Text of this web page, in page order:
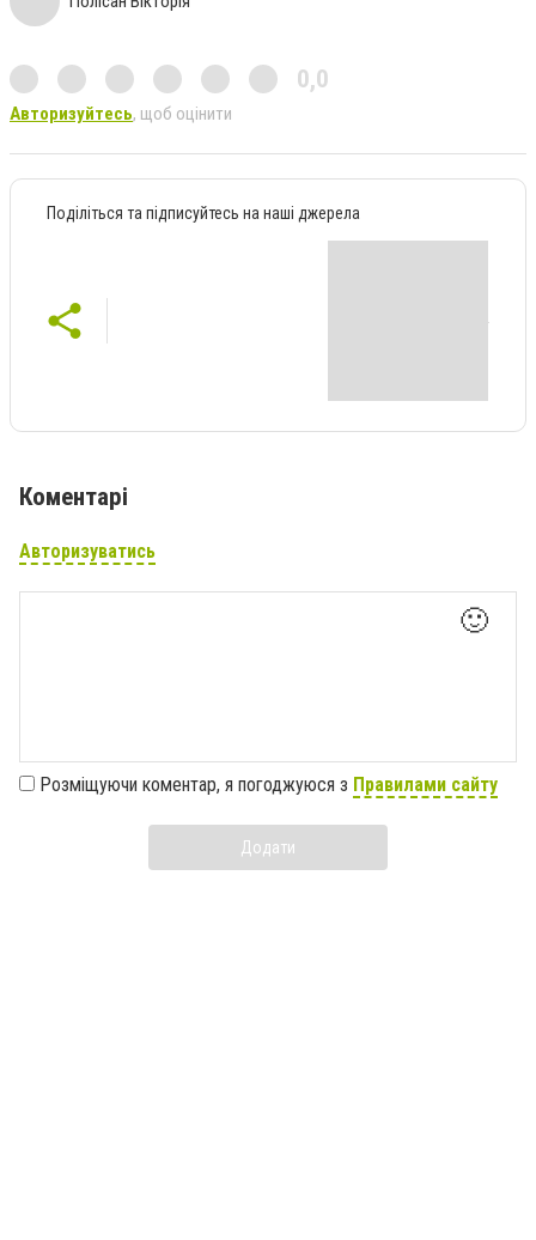
0,0
Авторизуйтесь, щоб оцінити
Поділіться та підписуйтесь на наші джерела
Коментарі
Авторизуватись
🙂
Розміщуючи коментар, я погоджуюся з Правилами сайту
Додати